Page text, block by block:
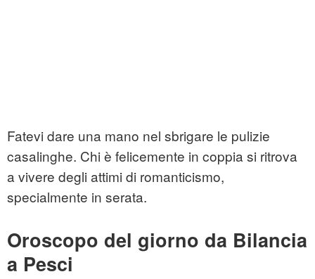
Fatevi dare una mano nel sbrigare le pulizie
casalinghe. Chi è felicemente in coppia si ritrova
a vivere degli attimi di romanticismo,
specialmente in serata.
Oroscopo del giorno da Bilancia
a Pesci